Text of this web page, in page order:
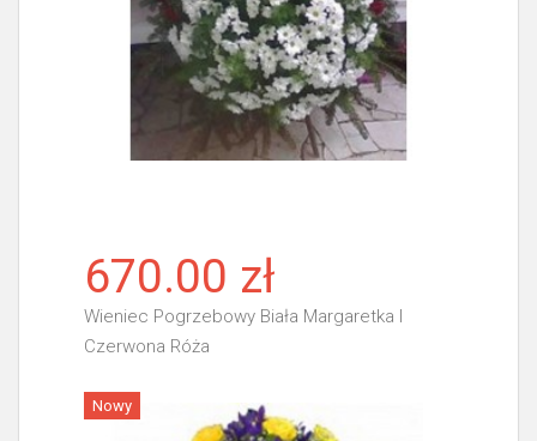
670.00 zł
Wieniec Pogrzebowy Biała Margaretka I
Czerwona Róża
Więcej
Nowy